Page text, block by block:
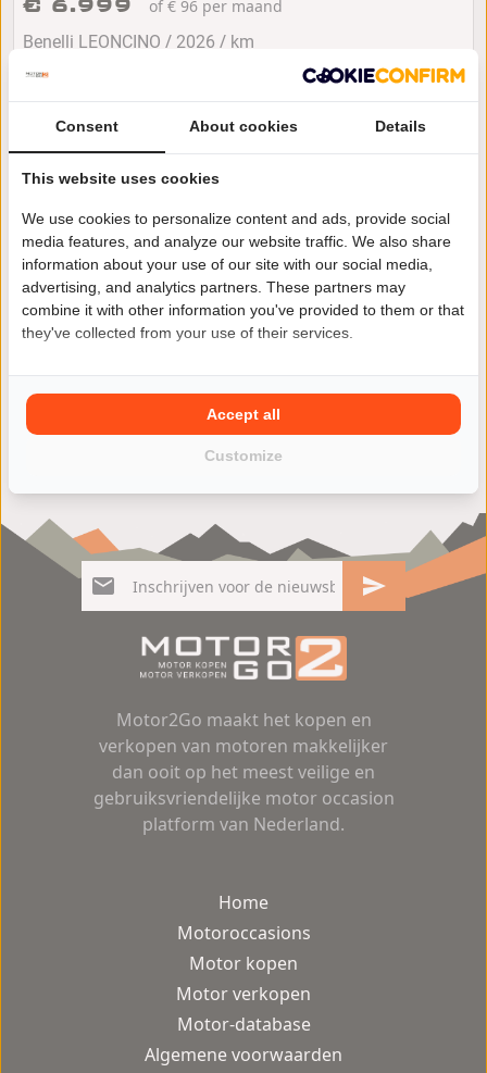
of € 96 per maand
Benelli LEONCINO / 2026 / km
Jij wilt een andere motor kopen? Kies je voor een Benelli
LEONCINO dan ben je niet alleen verzekerd van kwaliteit
maar ook van veel rijplezier. Vind jouw Benelli LEONCINO
motoroccasion eenvoudig en snel in ons ruime aanbod
van zowel particulieren als ook motorzaken.
Motor2Go maakt het kopen en
verkopen van motoren makkelijker
dan ooit op het meest veilige en
gebruiksvriendelijke motor occasion
platform van Nederland.
Home
Motoroccasions
Motor kopen
Motor verkopen
Motor-database
Algemene voorwaarden
Consent About cookies Details
This website uses cookies
We use cookies to personalize content and ads, provide social
media features, and analyze our website traffic. We also share
information about your use of our site with our social media,
advertising, and analytics partners. These partners may
combine it with other information you've provided to them or that
they've collected from your use of their services.
Customize
Accept all